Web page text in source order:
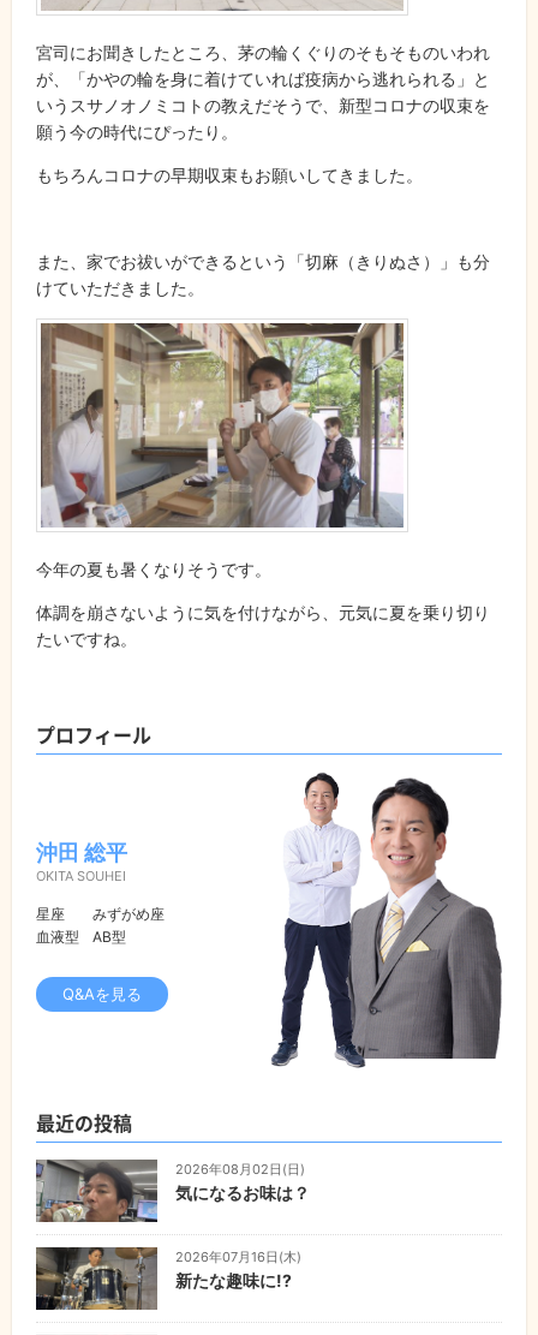
宮司にお聞きしたところ、茅の輪くぐりのそもそものいわれ
が、「かやの輪を身に着けていれば疫病から逃れられる」と
いうスサノオノミコトの教えだそうで、新型コロナの収束を
願う今の時代にぴったり。
もちろんコロナの早期収束もお願いしてきました。
また、家でお祓いができるという「切麻（きりぬさ）」も分
けていただきました。
今年の夏も暑くなりそうです。
体調を崩さないように気を付けながら、元気に夏を乗り切り
たいですね。
プロフィール
沖田 総平
OKITA SOUHEI
星座
みずがめ座
血液型
AB型
Q&Aを見る
最近の投稿
2026年08月02日(日)
気になるお味は？
2026年07月16日(木)
新たな趣味に!?